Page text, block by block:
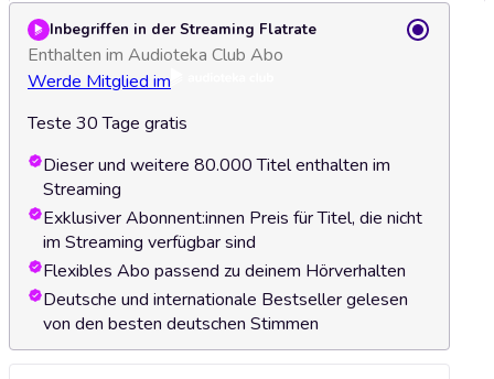
Inbegriffen in der Streaming Flatrate
Enthalten im Audioteka Club Abo
Werde Mitglied im
Teste 30 Tage gratis
Dieser und weitere 80.000 Titel enthalten im
Streaming
Exklusiver Abonnent:innen Preis für Titel, die nicht
im Streaming verfügbar sind
Flexibles Abo passend zu deinem Hörverhalten
Deutsche und internationale Bestseller gelesen
von den besten deutschen Stimmen